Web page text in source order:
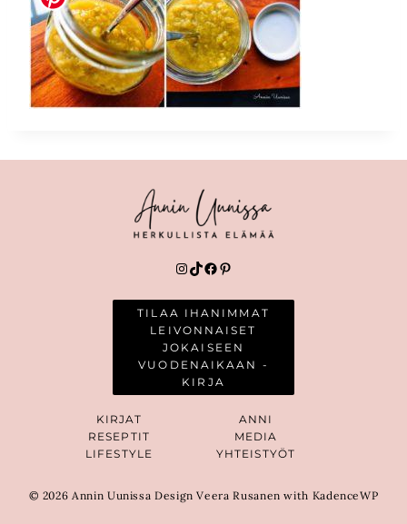
Instagram
TikTok
Facebook
Pinterest
TILAA IHANIMMAT
LEIVONNAISET
JOKAISEEN
VUODENAIKAAN -
KIRJA
KIRJAT
RESEPTIT
LIFESTYLE
ANNI
MEDIA
YHTEISTYÖT
© 2026 Annin Uunissa Design Veera Rusanen with KadenceWP